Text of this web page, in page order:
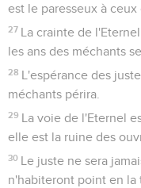
est le paresseux à ceux
27 La crainte de
les ans des méchants
28 L'espérance des
méchants périra.
29 La voie de l'Eternel
elle est la ruine des
30 Le juste ne sera
n'habiteront point en la